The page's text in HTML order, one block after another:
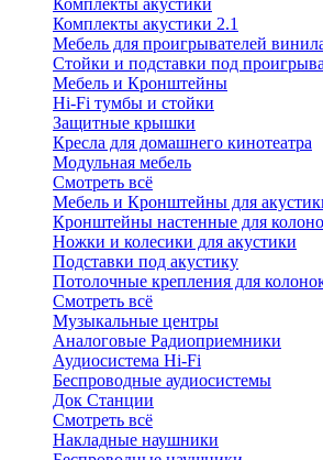
Комплекты акустики
Комплекты акустики 2.1
Мебель для проигрывателей
Стойки и подставки под
Мебель и Кронштейны
Hi-Fi тумбы и стойки
Защитные крышки
Кресла для домашнего кинотеатра
Модульная мебель
Смотреть всё
Мебель и Кронштейны для
Кронштейны настенные для
Ножки и колесики для акустики
Подставки под акустику
Потолочные крепления для
Смотреть всё
Музыкальные центры
Аналоговые Радиоприемники
Аудиосистема Hi-Fi
Беспроводные аудиосистемы
Док Станции
Смотреть всё
Накладные наушники